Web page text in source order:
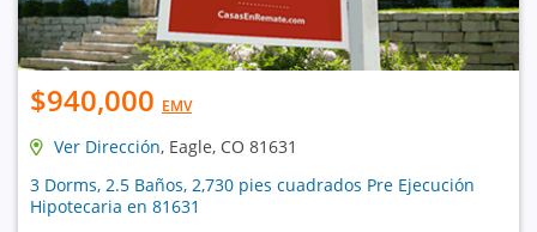
$940,000 EMV
Ver Dirección, Eagle, CO 81631
3 Dorms, 2.5 Baños, 2,730 pies cuadrados Pre Ejecución
Hipotecaria en 81631